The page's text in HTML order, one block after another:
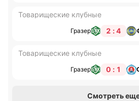
Товарищеские клубные
Гразер 2 : 4
Товарищеские клубные
Гразер 0 : 1
Смотреть